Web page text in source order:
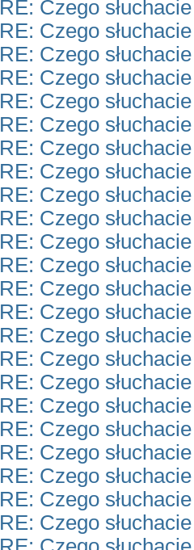
RE: Czego
RE: Czego
RE: Czego
RE: Czego
RE: Czego
RE: Czego
RE: Czego
RE: Czego
RE: Czego
RE: Czego
RE: Czego
RE: Czego
RE: Czego
RE: Czego
RE: Czego
RE: Czego
RE: Czego
RE: Czego
RE: Czego
RE: Czego
RE: Czego
RE: Czego
RE: Czego